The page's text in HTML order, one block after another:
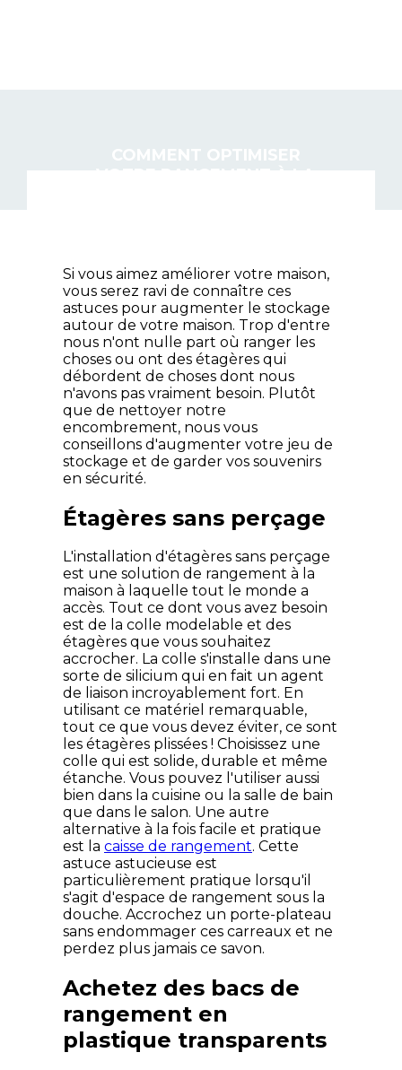
Si vous aimez améliorer votre maison,
vous serez ravi de connaître ces
astuces pour augmenter le stockage
autour de votre maison. Trop d'entre
nous n'ont nulle part où ranger les
choses ou ont des étagères qui
débordent de choses dont nous
n'avons pas vraiment besoin. Plutôt
que de nettoyer notre
encombrement, nous vous
conseillons d'augmenter votre jeu de
stockage et de garder vos souvenirs
en sécurité.
Étagères sans perçage
L'installation d'étagères sans perçage
est une solution de rangement à la
maison à laquelle tout le monde a
accès. Tout ce dont vous avez besoin
est de la colle modelable et des
étagères que vous souhaitez
accrocher. La colle s'installe dans une
sorte de silicium qui en fait un agent
de liaison incroyablement fort. En
utilisant ce matériel remarquable,
tout ce que vous devez éviter, ce sont
les étagères plissées ! Choisissez une
colle qui est solide, durable et même
étanche. Vous pouvez l'utiliser aussi
bien dans la cuisine ou la salle de bain
que dans le salon. Une autre
alternative à la fois facile et pratique
est la caisse de rangement. Cette
astuce astucieuse est
particulièrement pratique lorsqu'il
s'agit d'espace de rangement sous la
douche. Accrochez un porte-plateau
sans endommager ces carreaux et ne
perdez plus jamais ce savon.
Achetez des bacs de
rangement en
plastique transparents